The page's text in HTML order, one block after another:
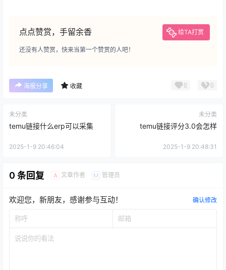
点点赞赏，手留余香 给TA打赏
还没有人赞赏，快来当第一个赞赏的人吧！
海报分享 收藏 0 0
未分类
temu链接什么erp可以采集
2025-1-9 20:46:04
未分类
temu链接评分3.0会怎样
2025-1-9 20:48:31
0 条回复 A 文章作者 M 管理员
欢迎您，新朋友，感谢参与互动！ 确认修改